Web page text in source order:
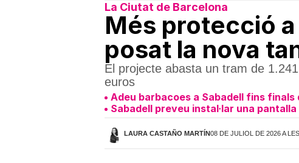
La Ciutat de Barcelona
Més protecció
posat la nova
El projecte abasta un tram de
euros
Adeu barbacoes a Sabadell fins
Sabadell preveu instal·lar una
LAURA CASTAÑO MARTÍN08 DE JULIOL DE 2026 A